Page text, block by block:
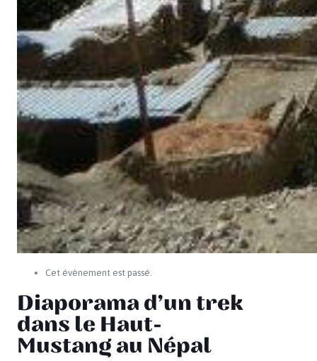
Cet évènement est passé.
Diaporama d’un trek
dans le Haut-
Mustang au Népal